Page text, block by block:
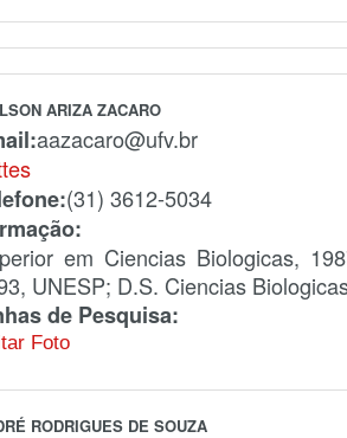
ARIZA ZACARO
aazacaro@ufv.br
(31) 3612-5034
em Ciencias Biologicas,
UNESP; D.S. Ciencias
de Pesquisa:
Foto
RODRIGUES DE SOUZA